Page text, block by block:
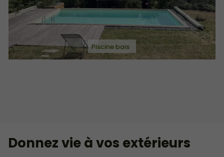
Piscine bois
Donnez vie à vos extérieurs